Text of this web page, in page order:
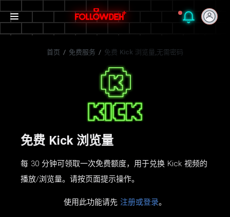
首页 / 免费服务 / 免费 Kick 浏览量,无需密码
免费 Kick 浏览量
每 30 分钟可领取一次免费额度，用于兑换 Kick 视频的
播放/浏览量。请按页面提示操作。
使用此功能请先 注册或登录。